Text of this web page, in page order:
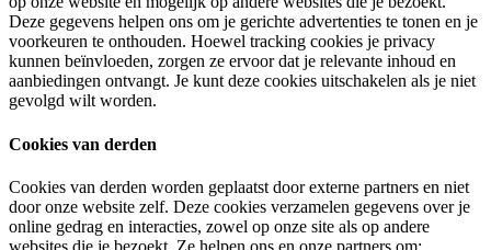
Deze gegevens helpen ons om je gerichte advertenties te tonen en je
voorkeuren te onthouden. Hoewel tracking cookies je privacy
kunnen beïnvloeden, zorgen ze ervoor dat je relevante inhoud en
aanbiedingen ontvangt. Je kunt deze cookies uitschakelen als je niet
gevolgd wilt worden.
Cookies van derden
Cookies van derden worden geplaatst door externe partners en niet
door onze website zelf. Deze cookies verzamelen gegevens over je
online gedrag en interacties, zowel op onze site als op andere
websites die je bezoekt. Ze helpen ons en onze partners om: